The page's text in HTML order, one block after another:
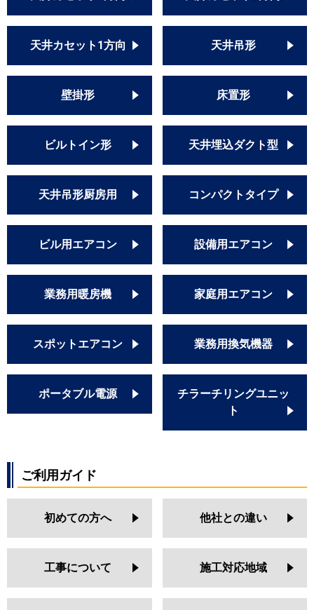
天井カセット1方向 天井吊形
壁掛形 床置形
ビルトイン形 天井埋込ダクト型
天井吊形厨房用 コンパクトタイプ
ビル用エアコン 設備用エアコン
業務用暖房機 家庭用エアコン
スポットエアコン 業務用換気機器
ポータブル電源
チラーチリングユニッ
ト
ご利用ガイド
初めての方へ 他社との違い
工事について 施工対応地域